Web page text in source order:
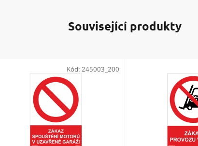
Související produkty
Kód: 245003_200